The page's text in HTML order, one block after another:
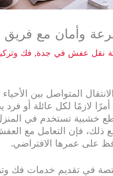
وأمان مع
نقل عفش في جدة, فك
المتواصل بين
لكل عائلة أو فرد
خشبية تستخدم في
ذلك، فإن التعامل مع
على عمرها الافتراضي.
في تقديم خدمات